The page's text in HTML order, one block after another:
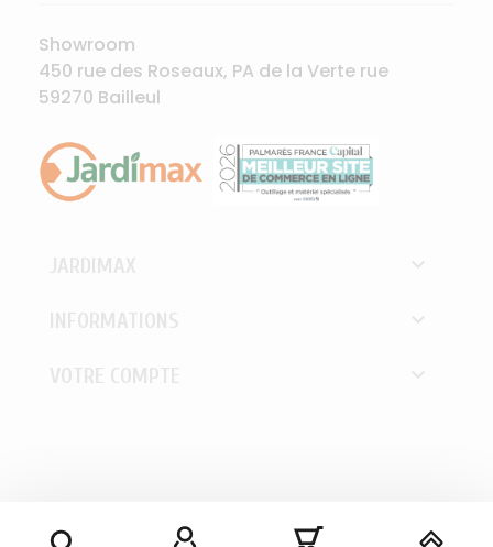
Showroom
450 rue des Roseaux, PA de la Verte rue
59270 Bailleul


